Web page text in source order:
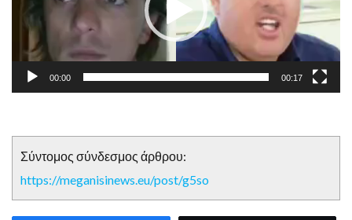
00:00 00:17
Σύντομος σύνδεσμος άρθρου:
https://meganisinews.eu/post/g5so